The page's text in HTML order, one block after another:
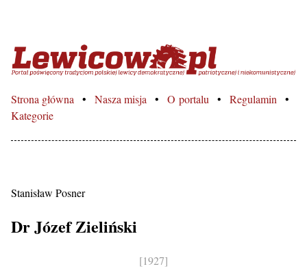
Lewicowo.pl – Portal
Strona główna Nasza misja O portalu
Regulamin
Kategorie
Stanisław Posner
Dr Józef Zieliński
[1927]